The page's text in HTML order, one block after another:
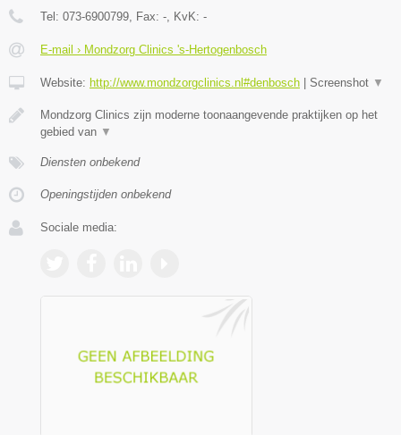
Tel: 073-6900799, Fax: -, KvK: -
E-mail › Mondzorg Clinics 's-Hertogenbosch
Website: http://www.mondzorgclinics.nl#denbosch Screenshot ▼
Mondzorg Clinics zijn moderne toonaangevende praktijken op het
gebied van ▼
Diensten onbekend
Openingstijden onbekend
Sociale media: